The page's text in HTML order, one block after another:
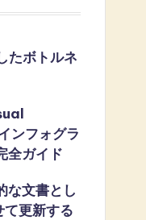
たボトルネ
ンフォグラ
全ガイド
な文書とし
更新する